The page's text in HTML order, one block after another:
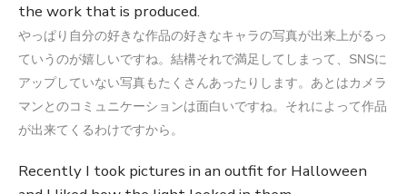
the work that is produced.
やっぱり自分の好きな作品の好きなキャラの写真が出来上がるっ
ていうのが嬉しいですね。結構それで満足してしまって、SNSに
アップしていない写真もたくさんあったりします。あとはカメラ
マンとのコミュニケーションは面白いですね。それによって作品
が出来てくるわけですから。
Recently I took pictures in an outfit for Halloween